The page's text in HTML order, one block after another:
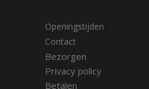
Openingstijden
Contact
Bezorgen
Privacy policy
Betalen